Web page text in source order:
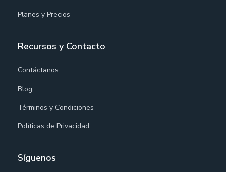
Planes y Precios
Recursos y Contacto
Contáctanos
Blog
Términos y Condiciones
Políticas de Privacidad
Síguenos